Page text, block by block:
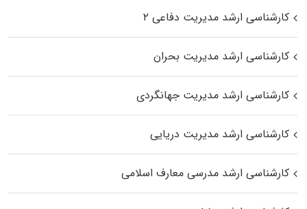
کارشناسی ارشد مدیریت دفاعی ۲
کارشناسی ارشد مدیریت بحران
کارشناسی ارشد مدیریت جهانگردی
کارشناسی ارشد مدیریت دریایی
کارشناسی ارشد مدرسی معارف اسلامی